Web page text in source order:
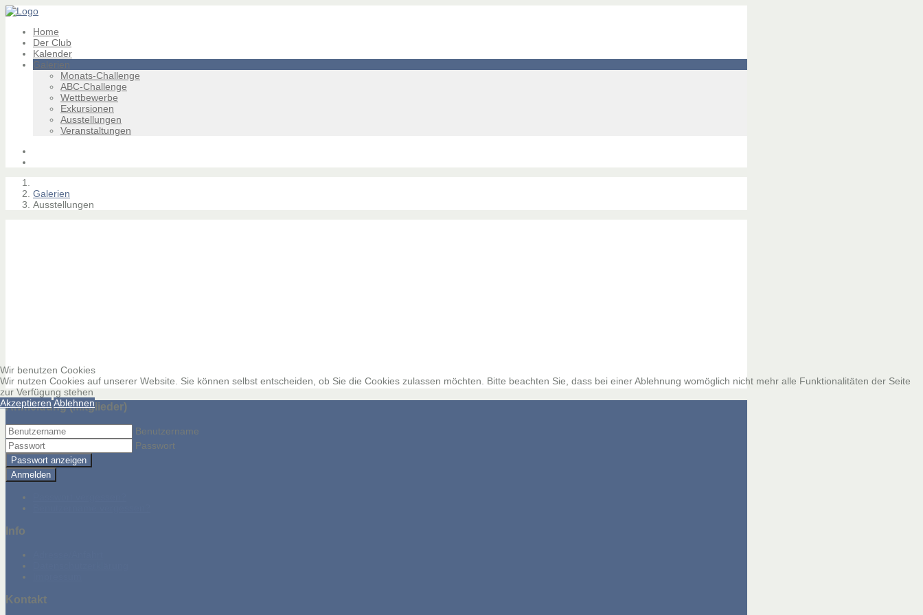
Home
Der Club
Kalender
Galerien
Monats-Challenge
ABC-Challenge
Wettbewerbe
Exkursionen
Ausstellungen
Veranstaltungen
Galerien
Ausstellungen
Anmeldung (Mitglieder)
Benutzername
Passwort
Passwort anzeigen
Anmelden
Info
Kontakt
Wir benutzen Cookies
Wir nutzen Cookies auf unserer Website. Sie können selbst entscheiden, ob Sie die Cookies zulassen möchten. Bitte beachten Sie, dass bei einer Ablehnung womöglich nicht mehr alle Funktionalitäten der Seite
zur Verfügung stehen
Akzeptieren Ablehnen